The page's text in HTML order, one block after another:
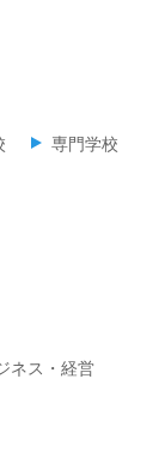
専門学校
ネス・経営